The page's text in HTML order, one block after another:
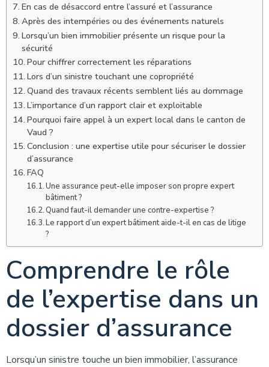
En cas de désaccord entre l’assuré et l’assurance
Après des intempéries ou des événements naturels
Lorsqu’un bien immobilier présente un risque pour la
sécurité
Pour chiffrer correctement les réparations
Lors d’un sinistre touchant une copropriété
Quand des travaux récents semblent liés au dommage
L’importance d’un rapport clair et exploitable
Pourquoi faire appel à un expert local dans le canton de
Vaud ?
Conclusion : une expertise utile pour sécuriser le dossier
d’assurance
FAQ
Une assurance peut-elle imposer son propre expert
bâtiment ?
Quand faut-il demander une contre-expertise ?
Le rapport d’un expert bâtiment aide-t-il en cas de litige
?
Comprendre le rôle
de l’expertise dans un
dossier d’assurance
Lorsqu’un sinistre touche un bien immobilier, l’assurance